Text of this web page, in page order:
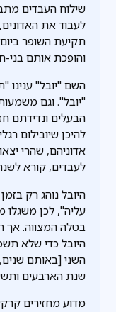
שילוח העבדים
לעבוד את
תקיעת השופר
והופכת אותם בני-
השם "יובל" ענינו
"יובל". וגם
הבעלים ונדידתם
להיכן שיובילום
אדוניהם, שהרי
לעבדים, קורא
היובל נוהג רק
עליה", לכן
בטלה המצווה. אך
היובל כדי שלא
השני [באותם
שנת הארבעים
מדוע מחזירים